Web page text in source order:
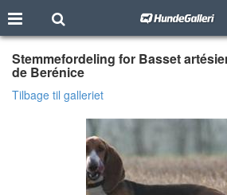
Stemmefordeling for Basset
de Berénice
Tilbage til galleriet